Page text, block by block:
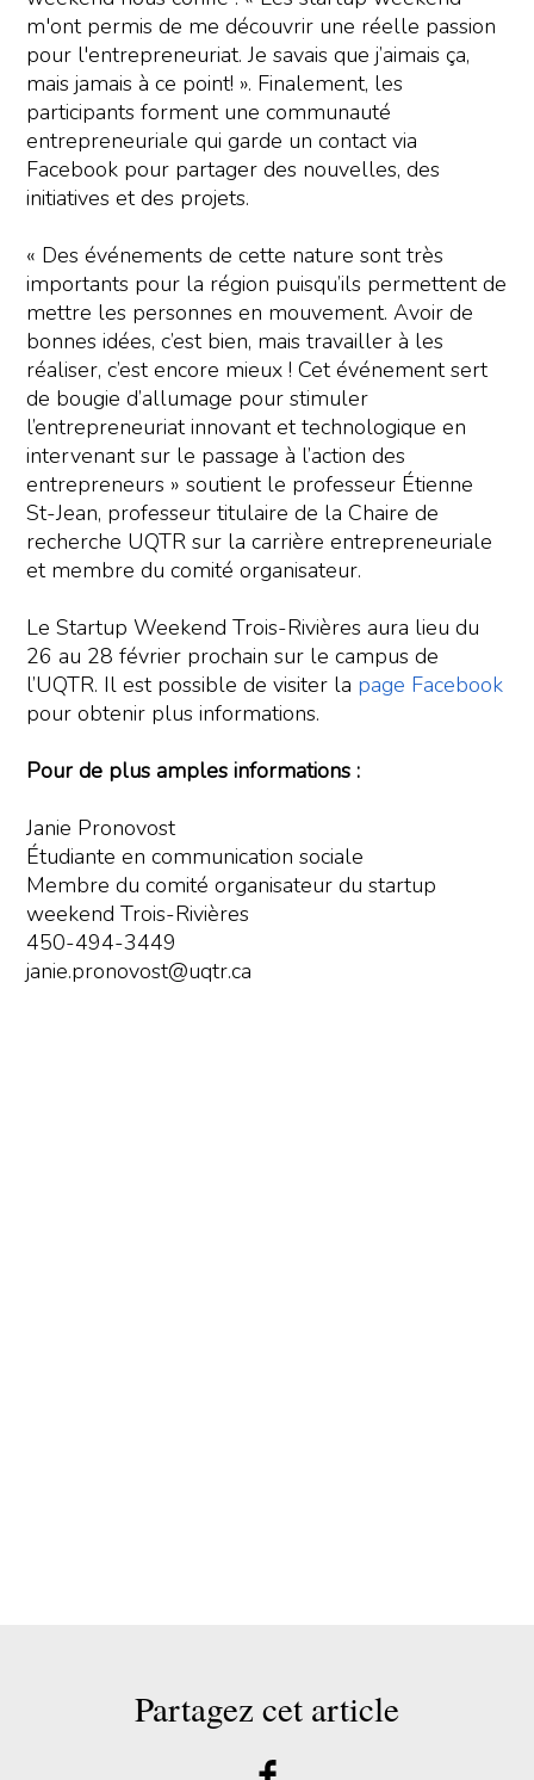
m'ont permis de me découvrir une réelle passion
pour l'entrepreneuriat. Je savais que j’aimais ça,
mais jamais à ce point! ». Finalement, les
participants forment une communauté
entrepreneuriale qui garde un contact via
Facebook pour partager des nouvelles, des
initiatives et des projets.
« Des événements de cette nature sont très
importants pour la région puisqu’ils permettent de
mettre les personnes en mouvement. Avoir de
bonnes idées, c’est bien, mais travailler à les
réaliser, c’est encore mieux ! Cet événement sert
de bougie d’allumage pour stimuler
l’entrepreneuriat innovant et technologique en
intervenant sur le passage à l’action des
entrepreneurs » soutient le professeur Étienne
St-Jean, professeur titulaire de la Chaire de
recherche UQTR sur la carrière entrepreneuriale
et membre du comité organisateur.
Le Startup Weekend Trois-Rivières aura lieu du
26 au 28 février prochain sur le campus de
l’UQTR. Il est possible de visiter la page Facebook
pour obtenir plus informations.
Pour de plus amples informations :
Janie Pronovost
Étudiante en communication sociale
Membre du comité organisateur du startup
weekend Trois-Rivières
450-494-3449
janie.pronovost@uqtr.ca
Partagez cet article